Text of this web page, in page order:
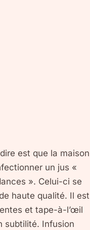
est que la maison
un jus «
». Celui-ci se
haute qualité. Il est
et tape-à-l’œil
subtilité. Infusion